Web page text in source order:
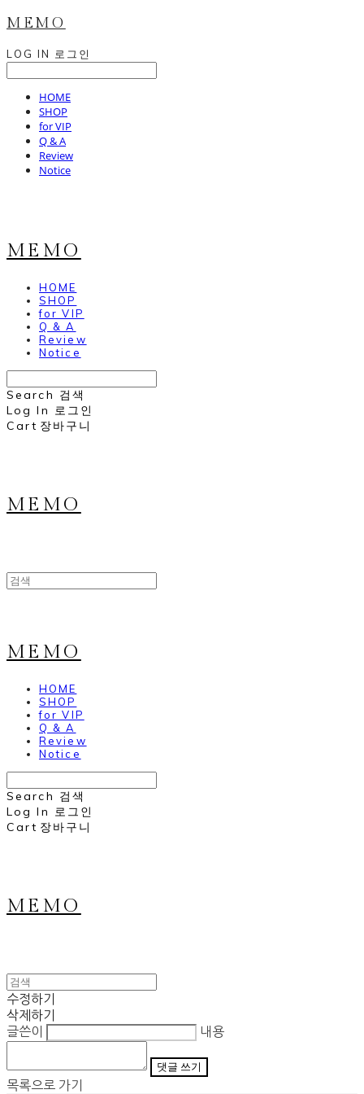
MEMO
LOG IN 로그인
HOME
SHOP
for VIP
Q & A
Review
Notice
MEMO
HOME
SHOP
for VIP
Q & A
Review
Notice
Search 검색
Log In 로그인
Cart 장바구니
MEMO
MEMO
HOME
SHOP
for VIP
Q & A
Review
Notice
Search 검색
Log In 로그인
Cart 장바구니
MEMO
수정하기
삭제하기
글쓴이
내용
댓글 쓰기
목록으로 가기